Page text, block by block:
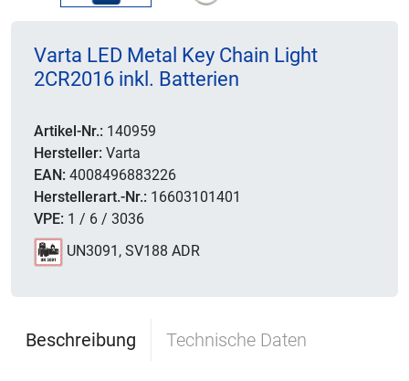
Varta LED Metal Key Chain Light
2CR2016 inkl. Batterien
Artikel-Nr.: 140959
Hersteller: Varta
EAN: 4008496883226
Herstellerart.-Nr.: 16603101401
VPE: 1 / 6 / 3036
UN3091, SV188 ADR
Beschreibung Technische Daten